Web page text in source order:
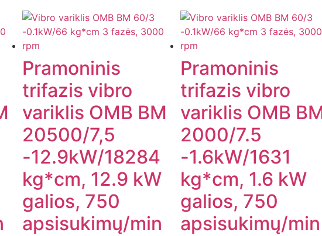
Pramoninis
trifazis vibro
variklis OMB BM
20500/7,5
-12.9kW/18284
kg*cm, 12.9 kW
galios, 750
apsisukimų/min
Pramoninis
trifazis vibro
variklis OMB
2000/7.5
-1.6kW/1631
kg*cm, 1.6 kW
galios, 750
apsisukimų/min